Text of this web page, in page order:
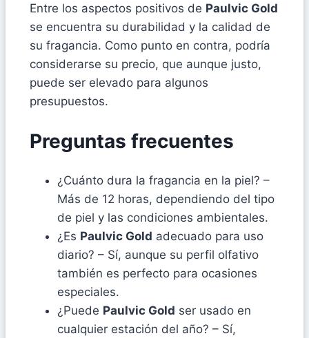
Entre los aspectos positivos de Paulvic Gold
se encuentra su durabilidad y la calidad de
su fragancia. Como punto en contra, podría
considerarse su precio, que aunque justo,
puede ser elevado para algunos
presupuestos.
Preguntas frecuentes
¿Cuánto dura la fragancia en la piel? –
Más de 12 horas, dependiendo del tipo
de piel y las condiciones ambientales.
¿Es Paulvic Gold adecuado para uso
diario? – Sí, aunque su perfil olfativo
también es perfecto para ocasiones
especiales.
¿Puede Paulvic Gold ser usado en
cualquier estación del año? – Sí,